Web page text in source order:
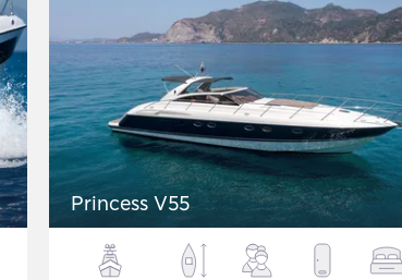
Princess V55